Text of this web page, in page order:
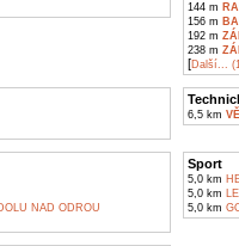
144 m
156 m
192 m
238 m
[Další...
6,5 km
NAD ODROU
Sport
5,0 km
5,0 km
5,0 km